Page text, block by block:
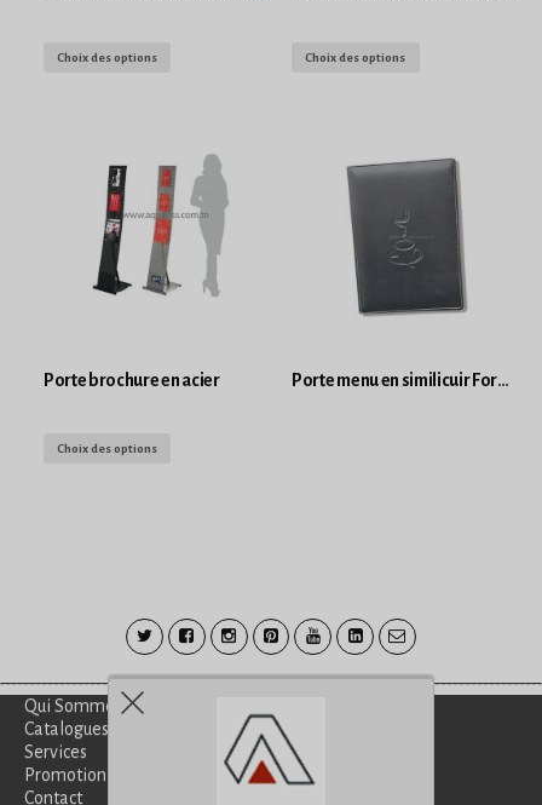
Choix des options Choix des options
Porte brochure en acier
Choix des options
Porte menu en similicuir Format 15.5 par 22 cm noir
Qui Sommes-Nous?
Catalogues
Services
Promotion
Contact